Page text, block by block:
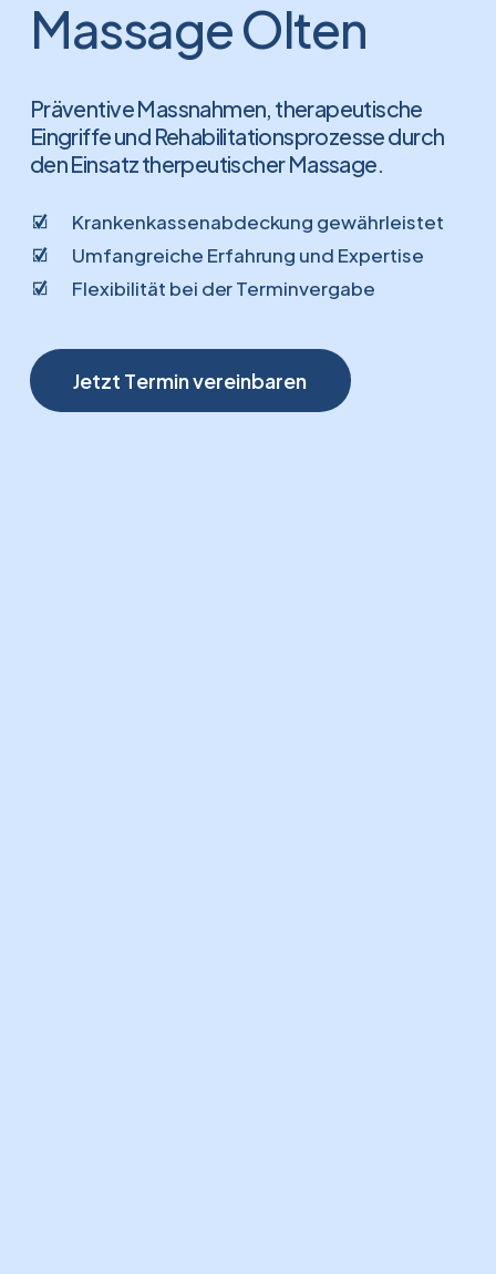
MassageOlten
Präventive Massnahmen, therapeutische
Eingriffe und Rehabilitationsprozesse durch
den Einsatz therpeutischer Massage.
Krankenkassenabdeckung gewährleistet
Umfangreiche Erfahrung und Expertise
Flexibilität bei der Terminvergabe
Jetzt Terminvereinbaren